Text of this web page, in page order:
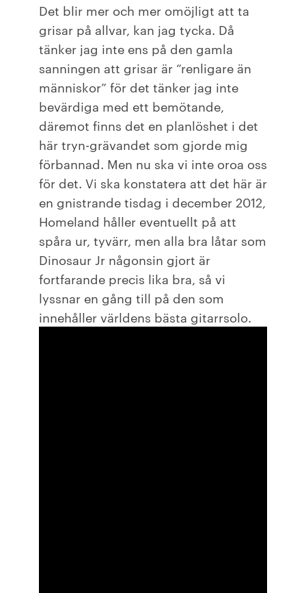
Det blir mer och mer omöjligt att ta
grisar på allvar, kan jag tycka. Då
tänker jag inte ens på den gamla
sanningen att grisar är “renligare än
människor” för det tänker jag inte
bevärdiga med ett bemötande,
däremot finns det en planlöshet i det
här tryn-grävandet som gjorde mig
förbannad. Men nu ska vi inte oroa oss
för det. Vi ska konstatera att det här är
en gnistrande tisdag i december 2012,
Homeland håller eventuellt på att
spåra ur, tyvärr, men alla bra låtar som
Dinosaur Jr någonsin gjort är
fortfarande precis lika bra, så vi
lyssnar en gång till på den som
innehåller världens bästa gitarrsolo.